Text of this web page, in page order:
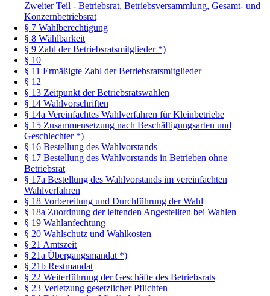
Zweiter Teil - Betriebsrat, Betriebsversammlung, Gesamt- und
Konzernbetriebsrat
§ 7 Wahlberechtigung
§ 8 Wählbarkeit
§ 9 Zahl der Betriebsratsmitglieder *)
§ 10
§ 11 Ermäßigte Zahl der Betriebsratsmitglieder
§ 12
§ 13 Zeitpunkt der Betriebsratswahlen
§ 14 Wahlvorschriften
§ 14a Vereinfachtes Wahlverfahren für Kleinbetriebe
§ 15 Zusammensetzung nach Beschäftigungsarten und
Geschlechter *)
§ 16 Bestellung des Wahlvorstands
§ 17 Bestellung des Wahlvorstands in Betrieben ohne
Betriebsrat
§ 17a Bestellung des Wahlvorstands im vereinfachten
Wahlverfahren
§ 18 Vorbereitung und Durchführung der Wahl
§ 18a Zuordnung der leitenden Angestellten bei Wahlen
§ 19 Wahlanfechtung
§ 20 Wahlschutz und Wahlkosten
§ 21 Amtszeit
§ 21a Übergangsmandat *)
§ 21b Restmandat
§ 22 Weiterführung der Geschäfte des Betriebsrats
§ 23 Verletzung gesetzlicher Pflichten